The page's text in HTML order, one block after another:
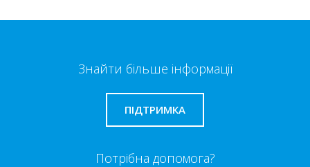
Знайти більше інформації
ПІДТРИМКА
Потрібна допомога?